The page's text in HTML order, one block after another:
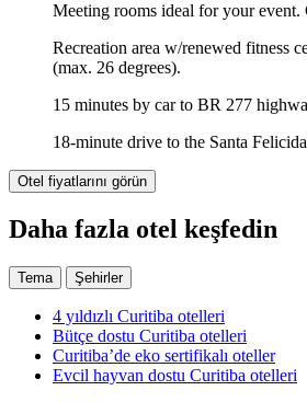
Meeting rooms ideal for your event.
Recreation area w/renewed fitness
(max. 26 degrees).
15 minutes by car to BR 277
18-minute drive to the Santa
Otel fiyatlarını görün
Daha fazla otel keşfedin
Tema Şehirler
4 yıldızlı Curitiba otelleri
Bütçe dostu Curitiba otelleri
Curitiba’de eko sertifikalı oteller
Evcil hayvan dostu Curitiba otelleri